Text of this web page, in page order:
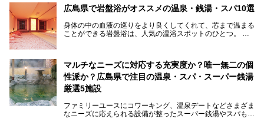
わりと身体の内部を温めて発汗を促すサウナは、リフレッシ
ュ効果はもちろん、代謝が高まり健康や美容にも良い影響が
期待されます。今回はそんなサウナにこだわった、広島県内
のオススメ温泉・銭湯・スパ10ヶ所を紹介させていただき
ます。
広島県で岩盤浴がオススメの温泉・銭湯・スパ10選
身体の中の血液の巡りをより良くしてくれて、芯まで温まる
ことができる岩盤浴は、人気の温浴スポットのひとつ。
る、広島県でオススメの温泉・銭湯・スパをご紹介していき
ます！
マルチなニーズに対応する充実度か？唯一無二の個
性派か？広島県で注目の温泉・スパ・スーパー銭湯
厳選5施設
ファミリーユースにコワーキング、温泉デートなどさまざま
なニーズに応えられる設備が整ったスーパー銭湯やスパも、